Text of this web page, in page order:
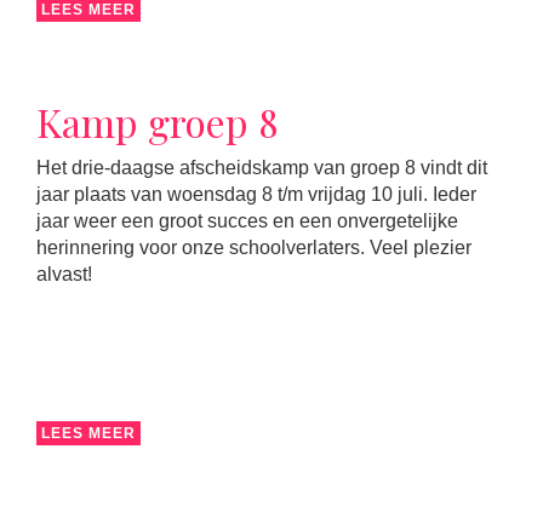
LEES MEER
Kamp groep 8
Het drie-daagse afscheidskamp van groep 8 vindt dit
jaar plaats van woensdag 8 t/m vrijdag 10 juli. Ieder
jaar weer een groot succes en een onvergetelijke
herinnering voor onze schoolverlaters. Veel plezier
alvast!
LEES MEER